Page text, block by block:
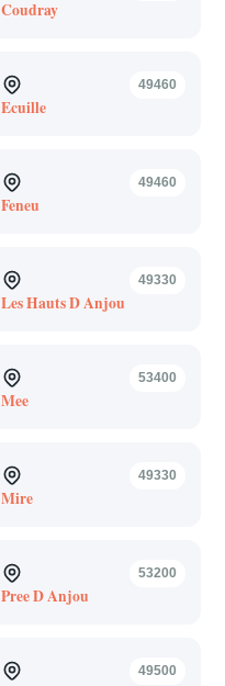
Coudray
49460
Ecuille
49460
Feneu
49330
Les Hauts D Anjou
53400
Mee
49330
Mire
53200
Pree D Anjou
49500